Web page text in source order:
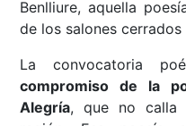
Benlliure, aquella
de los salones cerrados
La convocatoria
compromiso de la
Alegría, que no calla